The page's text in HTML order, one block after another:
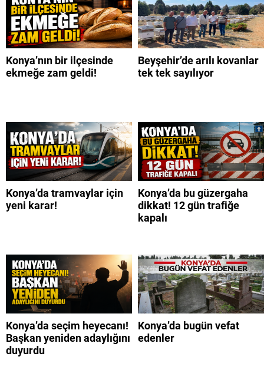
Konya’nın bir ilçesinde
ekmeğe zam geldi!
Beyşehir’de arılı kovanlar
tek tek sayılıyor
Konya’da tramvaylar için
yeni karar!
Konya’da bu güzergaha
dikkat! 12 gün trafiğe
kapalı
Konya’da seçim heyecanı!
Başkan yeniden adaylığını
duyurdu
Konya’da bugün vefat
edenler